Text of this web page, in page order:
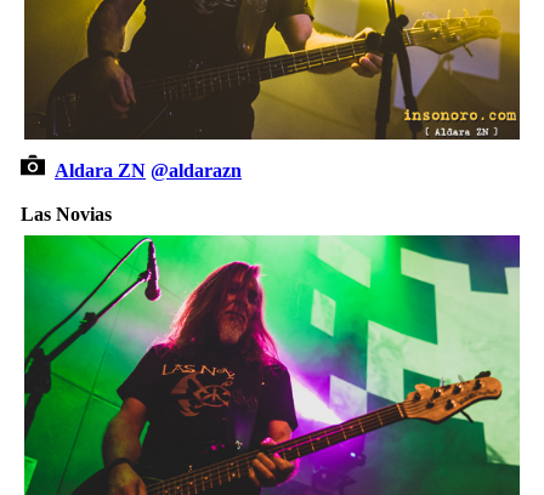
Aldara ZN @aldarazn
Las Novias